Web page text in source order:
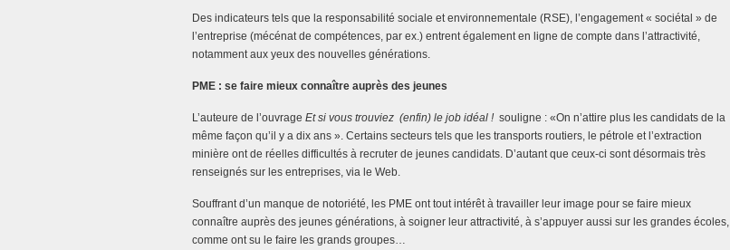
Des indicateurs tels que la responsabilité sociale et environnementale (RSE), l’engagement « sociétal » de
l’entreprise (mécénat de compétences, par ex.) entrent également en ligne de compte dans l’attractivité,
notamment aux yeux des nouvelles générations.
PME : se faire mieux connaître auprès des jeunes
L’auteure de l’ouvrage Et si vous trouviez (enfin) le job idéal ! souligne : «On n’attire plus les candidats de la
même façon qu’il y a dix ans ». Certains secteurs tels que les transports routiers, le pétrole et l’extraction
minière ont de réelles difficultés à recruter de jeunes candidats. D’autant que ceux-ci sont désormais très
renseignés sur les entreprises, via le Web.
Souffrant d’un manque de notoriété, les PME ont tout intérêt à travailler leur image pour se faire mieux
connaître auprès des jeunes générations, à soigner leur attractivité, à s’appuyer aussi sur les grandes écoles,
comme ont su le faire les grands groupes…